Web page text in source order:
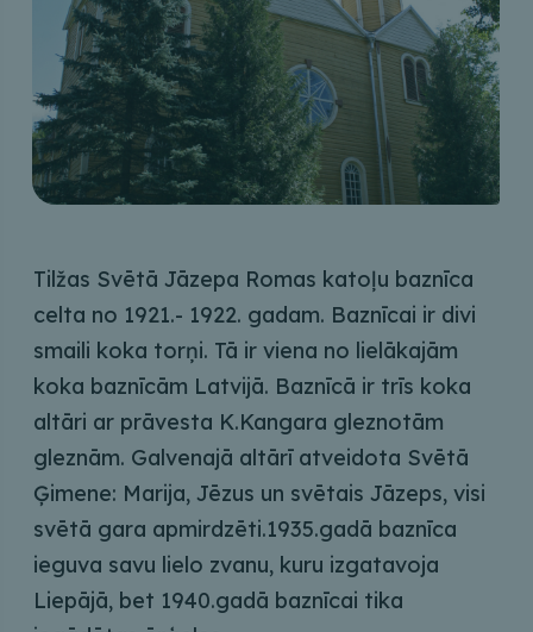
Tilžas Svētā Jāzepa Romas katoļu baznīca
celta no 1921.- 1922. gadam. Baznīcai ir divi
smaili koka torņi. Tā ir viena no lielākajām
koka baznīcām Latvijā. Baznīcā ir trīs koka
altāri ar prāvesta K.Kangara gleznotām
gleznām. Galvenajā altārī atveidota Svētā
Ģimene: Marija, Jēzus un svētais Jāzeps, visi
svētā gara apmirdzēti.1935.gadā baznīca
ieguva savu lielo zvanu, kuru izgatavoja
Liepājā, bet 1940.gadā baznīcai tika